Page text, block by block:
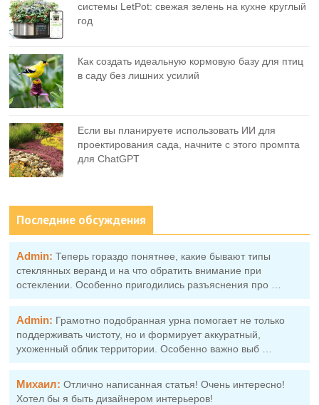
системы LetPot: свежая зелень на кухне круглый
год
Как создать идеальную кормовую базу для птиц
в саду без лишних усилий
Если вы планируете использовать ИИ для
проектирования сада, начните с этого промпта
для ChatGPT
Последние обсуждения
Admin: Теперь гораздо понятнее, какие бывают типы
стеклянных веранд и на что обратить внимание при
остеклении. Особенно пригодились разъяснения про …
Admin: Грамотно подобранная урна помогает не только
поддерживать чистоту, но и формирует аккуратный,
ухоженный облик территории. Особенно важно выб …
Михаил: Отлично написанная статья! Очень интересно!
Хотел бы я быть дизайнером интерьеров!